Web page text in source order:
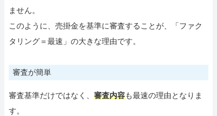
ません。
このように、売掛金を基準に審査することが、「ファク
タリング＝最速」の大きな理由です。
審査が簡単
審査基準だけではなく、 審査内容も最速の理由となりま
す。